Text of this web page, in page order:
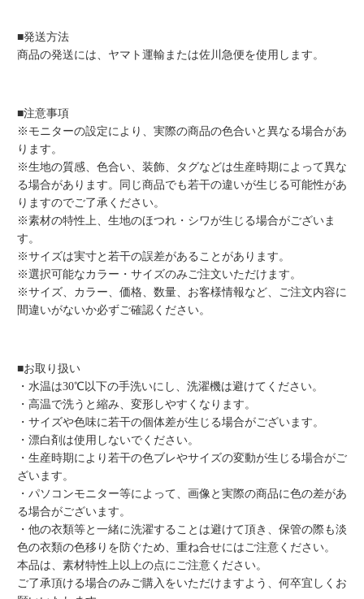
■発送方法
商品の発送には、ヤマト運輸または佐川急便を使用します。
■注意事項
※モニターの設定により、実際の商品の色合いと異なる場合があ
ります。
※生地の質感、色合い、装飾、タグなどは生産時期によって異な
る場合があります。同じ商品でも若干の違いが生じる可能性があ
りますのでご了承ください。
※素材の特性上、生地のほつれ・シワが生じる場合がございま
す。
※サイズは実寸と若干の誤差があることがあります。
※選択可能なカラー・サイズのみご注文いただけます。
※サイズ、カラー、価格、数量、お客様情報など、ご注文内容に
間違いがないか必ずご確認ください。
■お取り扱い
・水温は30℃以下の手洗いにし、洗濯機は避けてください。
・高温で洗うと縮み、変形しやすくなります。
・サイズや色味に若干の個体差が生じる場合がございます。
・漂白剤は使用しないでください。
・生産時期により若干の色ブレやサイズの変動が生じる場合がご
ざいます。
・パソコンモニター等によって、画像と実際の商品に色の差があ
る場合がございます。
・他の衣類等と一緒に洗濯することは避けて頂き、保管の際も淡
色の衣類の色移りを防ぐため、重ね合せにはご注意ください。
本品は、素材特性上以上の点にご注意ください。
ご了承頂ける場合のみご購入をいただけますよう、何卒宜しくお